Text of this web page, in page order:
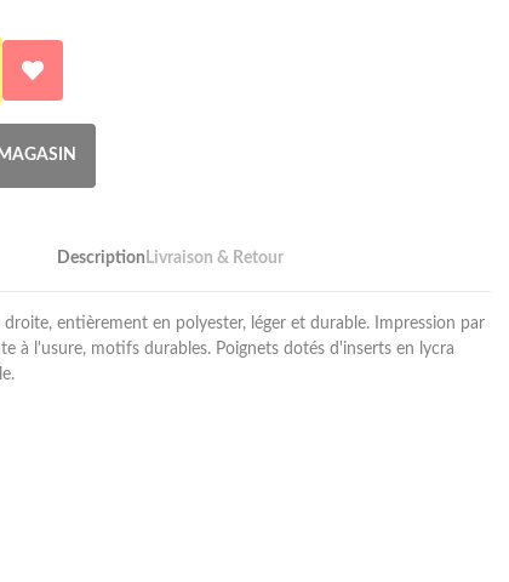
Description Livraison & Retour
droite, entièrement en polyester, léger et durable. Impression par
à l'usure, motifs durables. Poignets dotés d'inserts en lycra